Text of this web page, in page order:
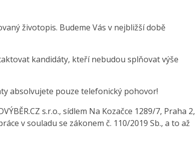
životopis. Budeme Vás v nejbližší době
kandidáty, kteří nebudou splňovat výše
absolvujete pouze telefonický pohovor!
s.r.o., sídlem Na Kozačce 1289/7, Praha 2,
v souladu se zákonem č. 110/2019 Sb., a to až